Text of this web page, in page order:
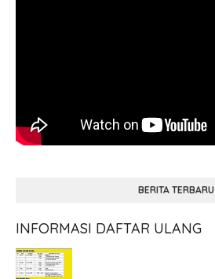
BERITA TERBARU
INFORMASI DAFTAR ULANG